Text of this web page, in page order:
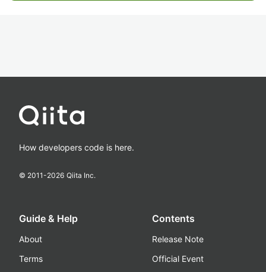
How developers code is here.
© 2011-2026 Qiita Inc.
Guide & Help
About
Terms
Contents
Release Note
Official Event